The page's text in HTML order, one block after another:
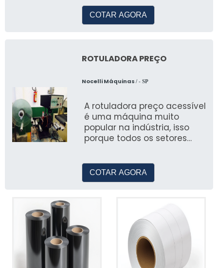
COTAR AGORA
ROTULADORA PREÇO
Nocelli Máquinas / - SP
A rotuladora preço acessível
é uma máquina muito
popular na indústria, isso
porque todos os setores
COTAR AGORA